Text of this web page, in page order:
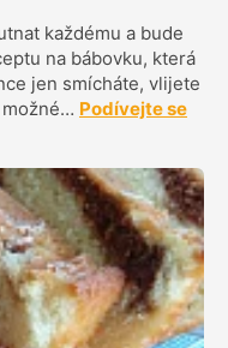
každému a bude
na bábovku, která
jen smícháte, vlijete
Podívejte se